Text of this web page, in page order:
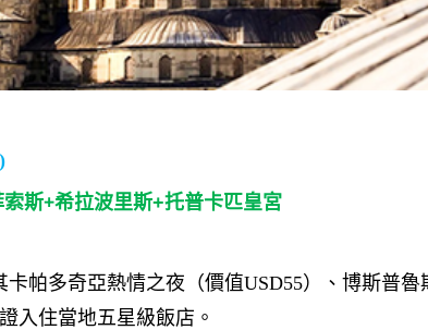
斯+希拉波里斯+托普卡匹皇宮
帕多奇亞熱情之夜（價值USD55）、博斯普
入住當地五星級飯店。